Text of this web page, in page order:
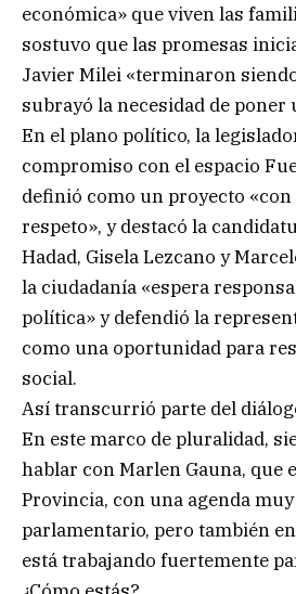
económica» que viven las
sostuvo que las promesas
Javier Milei «terminaron
subrayó la necesidad de
En el plano político, la
compromiso con el espacio
definió como un proyecto
respeto», y destacó la
Hadad, Gisela Lezcano y
la ciudadanía «espera
política» y defendió la
como una oportunidad para
social.
Así transcurrió parte del
En este marco de pluralidad,
hablar con Marlen Gauna, que
Provincia, con una agenda
parlamentario, pero también
está trabajando fuertemente